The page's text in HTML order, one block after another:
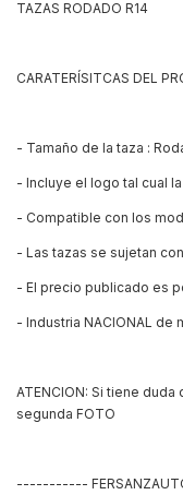
TAZAS RODADO R14
CARATERÍSITCAS DEL
- Tamaño de la taza :
- Incluye el logo tal cual
- Compatible con los
- Las tazas se sujetan
- El precio publicado es
- Industria NACIONAL de
ATENCION: Si tiene
segunda FOTO
-----------